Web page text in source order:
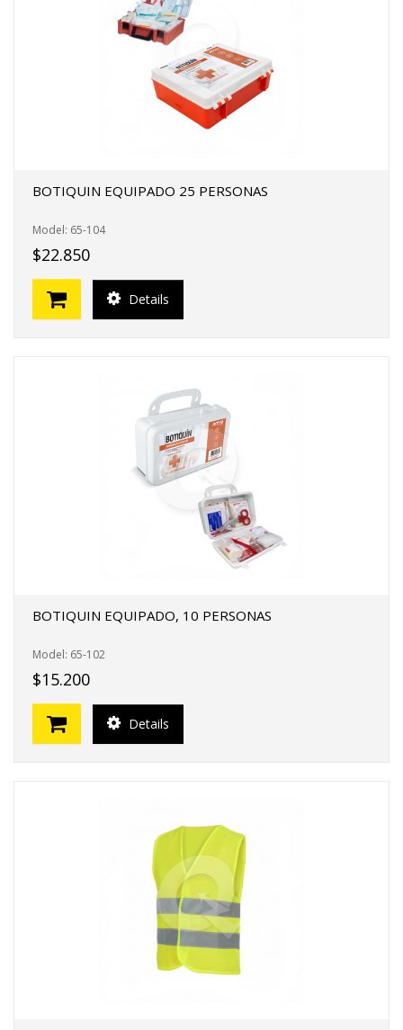
BOTIQUIN EQUIPADO 25 PERSONAS
Model: 65-104
$22.850
Details
BOTIQUIN EQUIPADO, 10 PERSONAS
Model: 65-102
$15.200
Details